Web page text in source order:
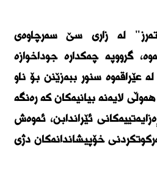
لە زاری سێ سەرچاوەی
گرووپە چەکدارە جوداخوازە
عێراقەوە سنور ببەزێنن بۆ ناو
لایەنە بیانیەكان كە رەنگە
ئێراندابن، ئەوەش
خۆپیشاندانەكان دژی